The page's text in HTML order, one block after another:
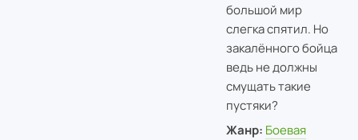
большой мир
слегка спятил. Но
закалённого бойца
ведь не должны
смущать такие
пустяки?
Жанр: Боевая